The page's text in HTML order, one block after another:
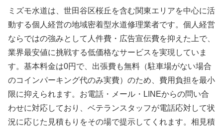
ミズモ水道は、世田谷区桜丘を含む関東エリアを中心に活
動する個人経営の地域密着型水道修理業者です。個人経営
ならではの強みとして人件費・広告宣伝費を抑えた上で、
業界最安値に挑戦する低価格なサービスを実現していま
す。基本料金は0円で、出張費も無料（駐車場がない場合
のコインパーキング代のみ実費）のため、費用負担を最小
限に抑えられます。お電話・メール・LINEからの問い合
わせに対応しており、ベテランスタッフが電話応対して状
況に応じた見積もりをその場で提示してくれます。相見積